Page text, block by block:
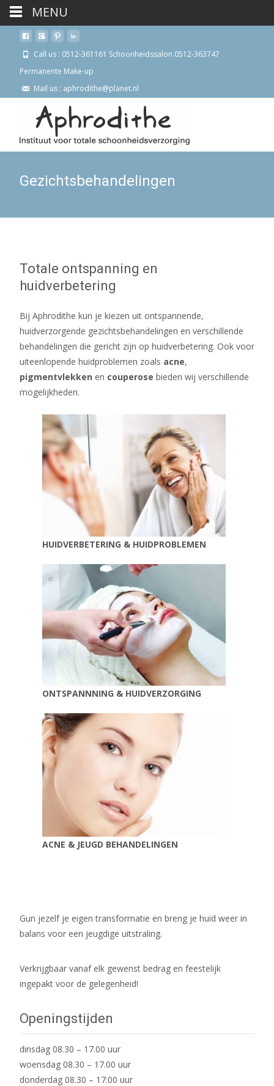
Call us : 0512-361161 Schoonheidssalon 0512-363747
Permanente Make-up
Mail us : aphrodithe@planet.nl
Gezichtsbehandelingen
Totale ontspanning en
huidverbetering
Bij Aphrodithe kun je kiezen uit ontspannende,
huidverzorgende gezichtsbehandelingen en verschillende
behandelingen die gericht zijn op huidverbetering. Ook voor
uiteenlopende huidproblemen zoals acne,
pigmentvlekken en couperose bieden wij verschillende
mogelijkheden.
HUIDVERBETERING & HUIDPROBLEMEN
ONTSPANNNING & HUIDVERZORGING
ACNE & JEUGD BEHANDELINGEN
Gun jezelf je eigen transformatie en breng je huid weer in
balans voor een jeugdige uitstraling.
Verkrijgbaar vanaf elk gewenst bedrag en feestelijk
ingepakt voor de gelegenheid!
Openingstijden
dinsdag 08.30 – 17.00 uur
woensdag 08.30 – 17.00 uur
donderdag 08.30 – 17:00 uur
MENU